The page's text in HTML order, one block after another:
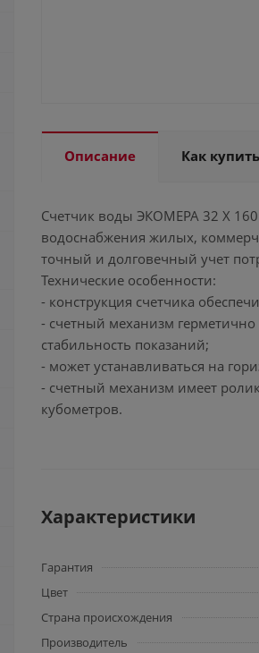
Описание Как купить
Счетчик воды ЭКОМЕРА 32 Х
водоснабжения жилых,
точный и долговечный учет
Технические особенности:
- конструкция счетчика
- счетный механизм герметично
стабильность показаний;
- может устанавливаться на
- счетный механизм имеет
кубометров.
Характеристики
Гарантия
Цвет
Страна происхождения
Производитель